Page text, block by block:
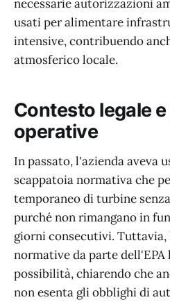
necessarie autorizzazioni
usati per alimentare
intensive, contribuendo
atmosferico locale.
Contesto legale
operative
In passato, l'azienda aveva
scappatoia normativa che
temporaneo di turbine
purché non rimangano in
giorni consecutivi. Tuttavia,
normative da parte
possibilità, chiarendo che
non esenta gli obblighi di